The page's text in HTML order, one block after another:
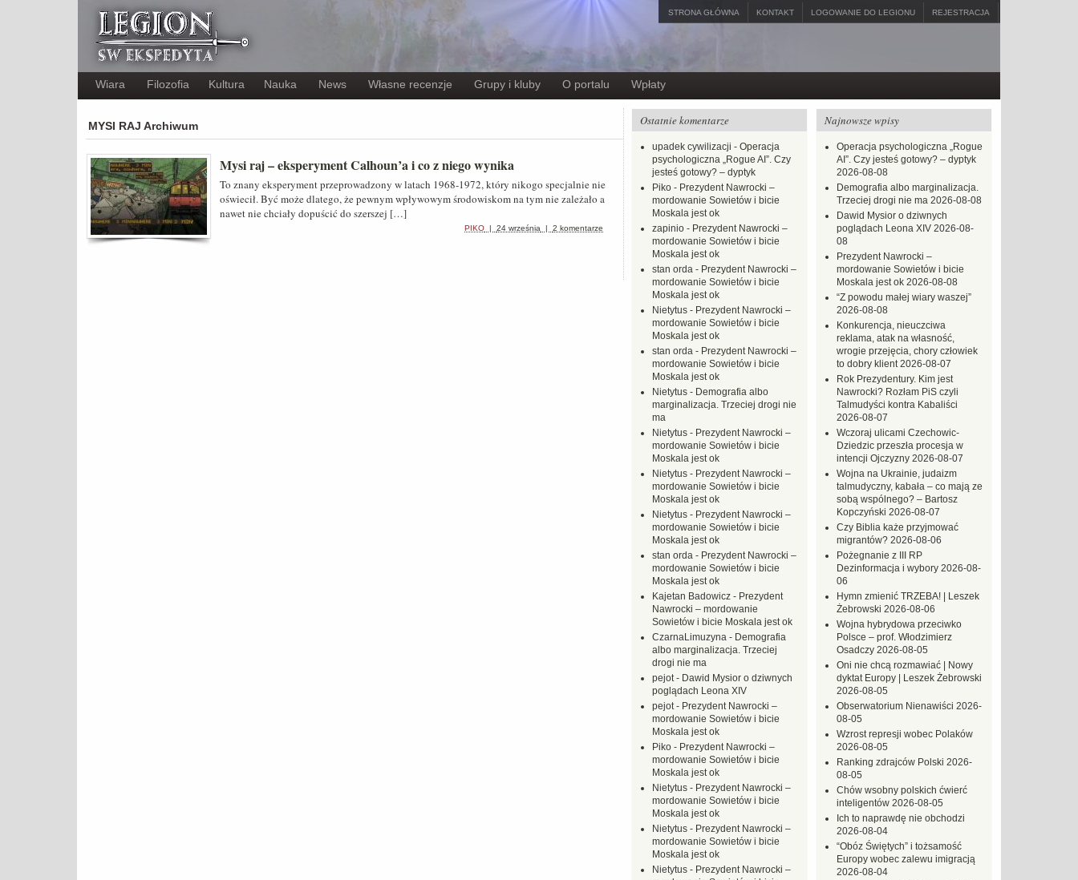
STRONA GŁÓWNA KONTAKT LOGOWANIE DO LEGIONU REJESTRACJA
Wiara Filozofia Kultura Nauka News Własne recenzje Grupy i kluby O portalu Wpłaty
MYSI RAJ Archiwum
Mysi raj – eksperyment Calhoun’a i co z niego wynika
To znany eksperyment przeprowadzony w latach 1968-1972, który nikogo specjalnie nie
oświecił. Być może dlatego, że pewnym wpływowym środowiskom na tym nie zależało a
nawet nie chciały dopuścić do szerszej […]
PIKO | 24 września | 2 komentarze
Najnowsze wpisy
Operacja psychologiczna „Rogue
AI”. Czy jesteś gotowy? – dyptyk
2026-08-08
Demografia albo marginalizacja.
Trzeciej drogi nie ma 2026-08-08
Dawid Mysior o dziwnych
poglądach Leona XIV 2026-08-
08
Prezydent Nawrocki –
mordowanie Sowietów i bicie
Moskala jest ok 2026-08-08
“Z powodu małej wiary waszej”
2026-08-08
Konkurencja, nieuczciwa
reklama, atak na własność,
wrogie przejęcia, chory człowiek
to dobry klient 2026-08-07
Rok Prezydentury. Kim jest
Nawrocki? Rozłam PiS czyli
Talmudyści kontra Kabaliści
2026-08-07
Wczoraj ulicami Czechowic-
Dziedzic przeszła procesja w
intencji Ojczyzny 2026-08-07
Wojna na Ukrainie, judaizm
talmudyczny, kabała – co mają ze
sobą wspólnego? – Bartosz
Kopczyński 2026-08-07
Czy Biblia każe przyjmować
migrantów? 2026-08-06
Pożegnanie z III RP
Dezinformacja i wybory 2026-08-
06
Hymn zmienić TRZEBA! | Leszek
Żebrowski 2026-08-06
Wojna hybrydowa przeciwko
Polsce – prof. Włodzimierz
Osadczy 2026-08-05
Oni nie chcą rozmawiać | Nowy
dyktat Europy | Leszek Żebrowski
2026-08-05
Obserwatorium Nienawiści 2026-
08-05
Wzrost represji wobec Polaków
2026-08-05
Ranking zdrajców Polski 2026-
08-05
Chów wsobny polskich ćwierć
inteligentów 2026-08-05
Ich to naprawdę nie obchodzi
2026-08-04
“Obóz Świętych” i tożsamość
Europy wobec zalewu imigracją
2026-08-04
Ostatnie komentarze
upadek cywilizacji - Operacja
psychologiczna „Rogue AI”. Czy
jesteś gotowy? – dyptyk
Piko - Prezydent Nawrocki –
mordowanie Sowietów i bicie
Moskala jest ok
zapinio - Prezydent Nawrocki –
mordowanie Sowietów i bicie
Moskala jest ok
stan orda - Prezydent Nawrocki –
mordowanie Sowietów i bicie
Moskala jest ok
Nietytus - Prezydent Nawrocki –
mordowanie Sowietów i bicie
Moskala jest ok
stan orda - Prezydent Nawrocki –
mordowanie Sowietów i bicie
Moskala jest ok
Nietytus - Demografia albo
marginalizacja. Trzeciej drogi nie
ma
Nietytus - Prezydent Nawrocki –
mordowanie Sowietów i bicie
Moskala jest ok
Nietytus - Prezydent Nawrocki –
mordowanie Sowietów i bicie
Moskala jest ok
Nietytus - Prezydent Nawrocki –
mordowanie Sowietów i bicie
Moskala jest ok
stan orda - Prezydent Nawrocki –
mordowanie Sowietów i bicie
Moskala jest ok
Kajetan Badowicz - Prezydent
Nawrocki – mordowanie
Sowietów i bicie Moskala jest ok
CzarnaLimuzyna - Demografia
albo marginalizacja. Trzeciej
drogi nie ma
pejot- Dawid Mysior o dziwnych
poglądach Leona XIV
pejot- Prezydent Nawrocki –
mordowanie Sowietów i bicie
Moskala jest ok
Piko - Prezydent Nawrocki –
mordowanie Sowietów i bicie
Moskala jest ok
Nietytus - Prezydent Nawrocki –
mordowanie Sowietów i bicie
Moskala jest ok
Nietytus - Prezydent Nawrocki –
mordowanie Sowietów i bicie
Moskala jest ok
Nietytus - Prezydent Nawrocki –